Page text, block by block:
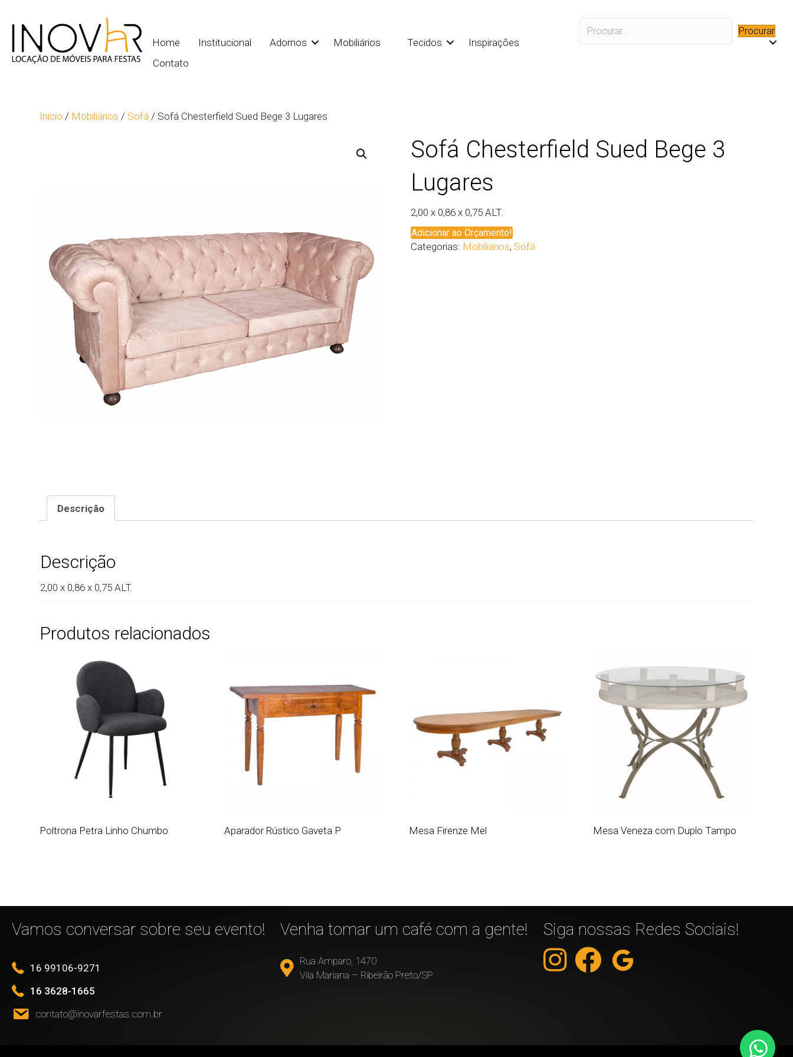
Home Institucional Adornos Mobiliários Tecidos
Inspirações
Contato
Procurar
Início / Mobiliários / Sofá / Sofá Chesterfield Sued Bege 3 Lugares
Sofá Chesterfield Sued Bege 3
Lugares
2,00 x 0,86 x 0,75 ALT.
Adicionar ao Orçamento!
Categorias: Mobiliários, Sofá
Descrição
Descrição
2,00 x 0,86 x 0,75 ALT.
Produtos relacionados
Poltrona Petra Linho Chumbo Aparador Rústico Gaveta P Mesa Firenze Mel Mesa Veneza com Duplo Tampo
Vamos conversar sobre seu evento!
16 99106-9271
16 3628-1665
contato@inovarfestas.com.br
Venha tomar um café com a gente!
Rua Amparo, 1470
Vila Mariana – Ribeirão Preto/SP
Siga nossas Redes Sociais!